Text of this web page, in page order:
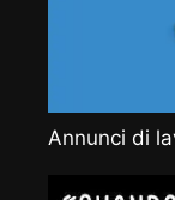
Annunci di